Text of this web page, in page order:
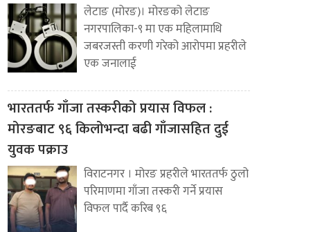
लेटाङ (मोरङ)। मोरङको लेटाङ
नगरपालिका-९ मा एक महिलामाथि
जबरजस्ती करणी गरेको आरोपमा प्रहरीले
एक जनालाई
भारततर्फ गाँजा तस्करीको प्रयास विफल :
मोरङबाट ९६ किलोभन्दा बढी गाँजासहित दुई
युवक पक्राउ
विराटनगर । मोरङ प्रहरीले भारततर्फ ठुलो
परिमाणमा गाँजा तस्करी गर्ने प्रयास
विफल पार्दै करिब ९६